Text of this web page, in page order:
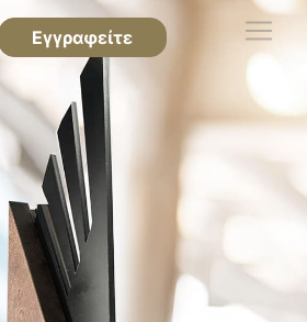
Εγγραφείτε